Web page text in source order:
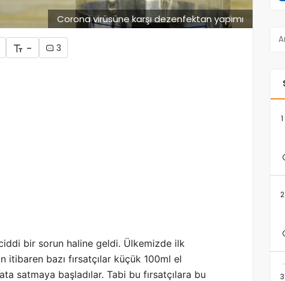
Corona virüsüne karşı dezenfektan yapımı
- 3
bir sorun haline geldi. Ülkemizde ilk
itibaren bazı fırsatçılar küçük 100ml el
satmaya başladılar. Tabi bu fırsatçılara bu